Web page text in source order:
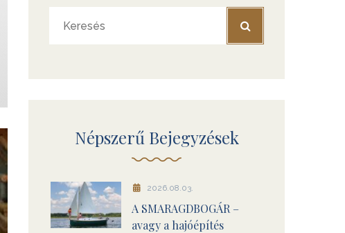
Népszerű Bejegyzések
2026.08.03.
A SMARAGDBOGÁR –
avagy a hajóépítés